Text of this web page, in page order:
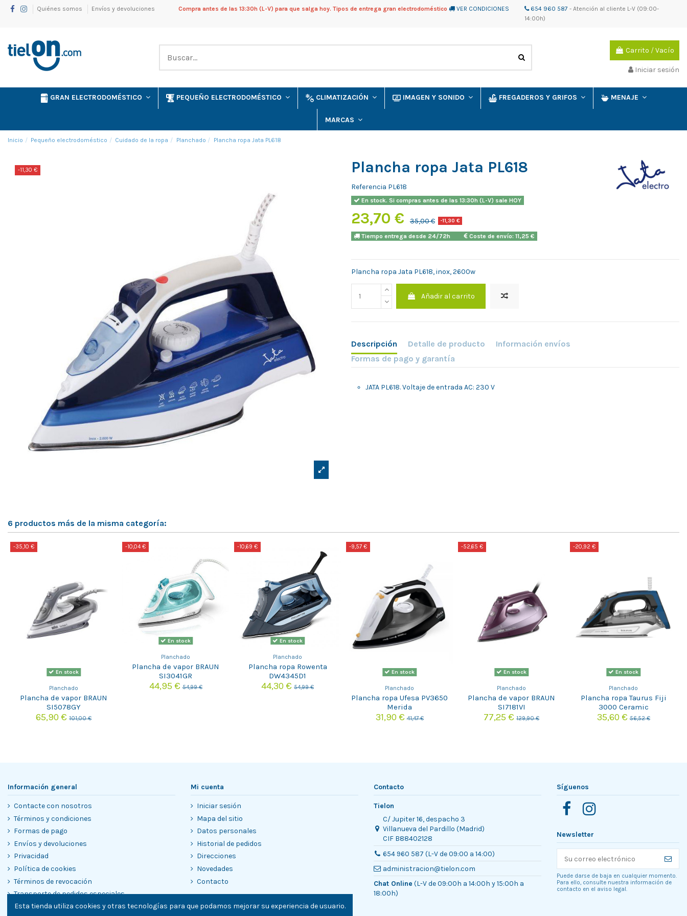
Quiénes somos Envíos y devoluciones Compra antes de las 13:30h (L-V) para que salga hoy. Tipos de entrega gran electrodoméstico VER CONDICIONES 654 960 587 - Atención al cliente L-V (09:00-
14:00h)
Carrito /Vacío
Iniciar sesión
GRAN ELECTRODOMÉSTICO PEQUEÑO ELECTRODOMÉSTICO CLIMATIZACIÓN IMAGEN Y SONIDO FREGADEROS Y GRIFOS MENAJE
MARCAS
Inicio Pequeño electrodoméstico Cuidado de la ropa Planchado Plancha ropa Jata PL618
-11,30 € Plancha ropa Jata PL618
Referencia PL618
En stock. Si compras antes de las 13:30h (L-V) sale HOY
23,70 € 35,00 € -11,30 €
Tiempo entrega desde 24/72h Coste de envío: 11,25 €
Plancha ropa Jata PL618, inox, 2600w
Añadir al carrito
Descripción Detalle de producto
Información envíos
Formas de pago y garantía
JATA PL618. Voltaje de entrada AC: 230 V
6 productos más de la misma categoría:
-35,10 €
En stock
Planchado
Plancha de vapor BRAUN
SI5078GY
65,90 € 101,00 €
-10,04 €
En stock
Planchado
Plancha de vapor BRAUN
SI3041GR
44,95 €54,99 €
-10,69 €
En stock
Planchado
Plancha ropa Rowenta
DW4345D1
44,30 € 54,99 €
-9,57 €
En stock
Planchado
Plancha ropa Ufesa PV3650
Merida
31,90 €41,47 €
-52,65 €
En stock
Planchado
Plancha de vapor BRAUN
SI7181VI
77,25 € 129,90 €
-20,92 €
En stock
Planchado
Plancha ropa Taurus Fiji
3000 Ceramic
35,60 €56,52 €
Información general
Contacte con nosotros
Términos y condiciones
Formas de pago
Envíos y devoluciones
Privacidad
Política de cookies
Términos de revocación
Transporte de pedidos especiales
Garantías
Mi cuenta
Iniciar sesión
Mapa del sitio
Datos personales
Historial de pedidos
Direcciones
Novedades
Contacto
Contacto
Tielon
C/ Jupiter 16, despacho 3
Villanueva del Pardillo (Madrid)
CIF B88402128
654 960 587 (L-V de 09:00 a 14:00)
administracion@tielon.com
Chat Online (L-V de 09:00h a 14:00h y 15:00h a
18:00h)
Síguenos
Newsletter
Puede darse de baja en cualquier momento.
Para ello, consulte nuestra información de
contacto en el aviso legal.
Esta tienda utiliza cookies y otras tecnologías para que podamos mejorar su experiencia de usuario.